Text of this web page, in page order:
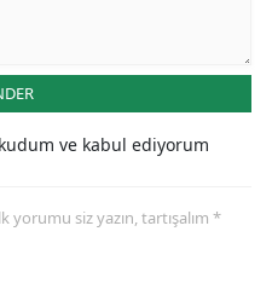
ve kabul ediyorum
siz yazın, tartışalım *